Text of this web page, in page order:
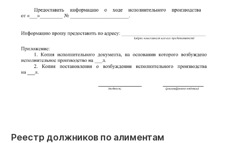
Реестр должников по алиментам